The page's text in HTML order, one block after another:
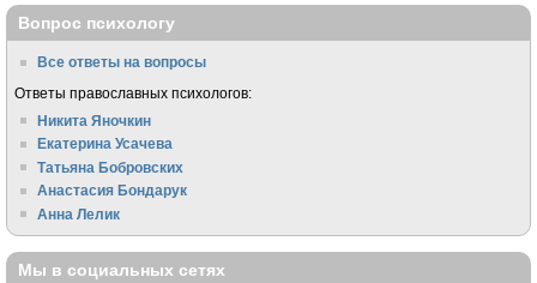
Вопрос психологу
Все ответы на вопросы
Ответы православных психологов:
Никита Яночкин
Екатерина Усачева
Татьяна Бобровских
Анастасия Бондарук
Анна Лелик
Мы в социальных сетях